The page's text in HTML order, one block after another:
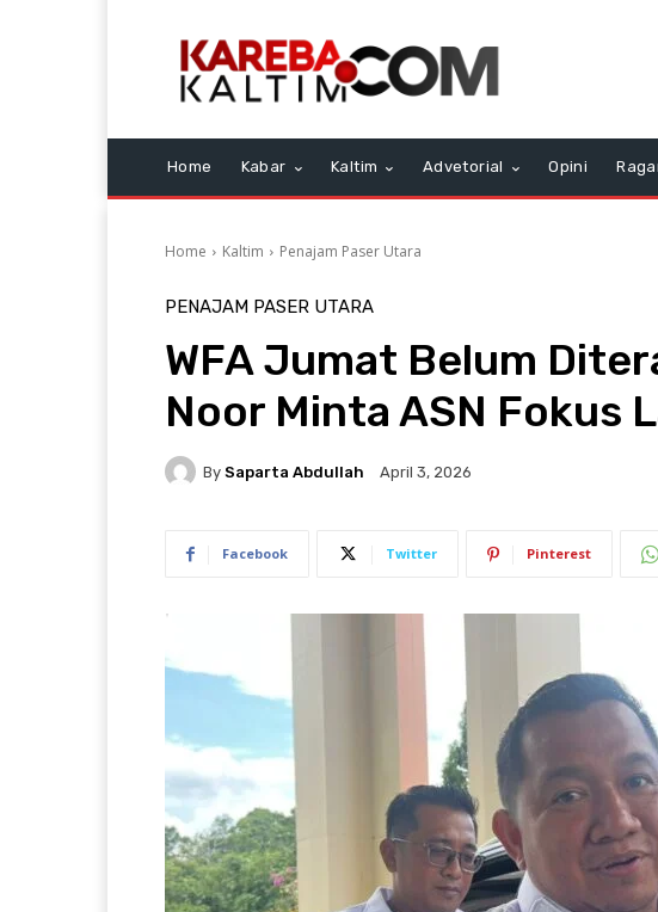
Home Kabar Kaltim Advetorial Opini
Home Kaltim Penajam Paser Utara
PENAJAM PASER UTARA
WFA Jumat Belum
Noor Minta ASN Fokus
By Saparta Abdullah April 3, 2026
Facebook Twitter Pinterest